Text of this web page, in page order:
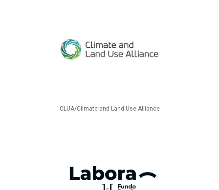
CLUA/Climate and Land Use Alliance